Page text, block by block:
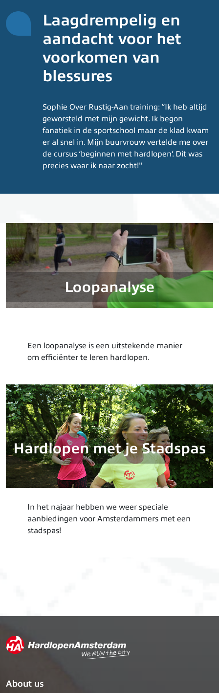
Laagdrempelig en
aandacht voor het
voorkomen van
blessures
Sophie Over Rustig-Aan training: “Ik heb altijd
geworsteld met mijn gewicht. Ik begon
fanatiek in de sportschool maar de klad kwam
er al snel in. Mijn buurvrouw vertelde me over
de cursus ‘beginnen met hardlopen’. Dit was
precies waar ik naar zocht!"
Loopanalyse
Een loopanalyse is een uitstekende manier
om efficiënter te leren hardlopen.
Hardlopen met je Stadspas
In het najaar hebben we weer speciale
aanbiedingen voor Amsterdammers met een
stadspas!
About us